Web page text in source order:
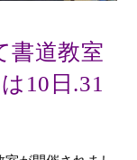
書道教室
10日.31